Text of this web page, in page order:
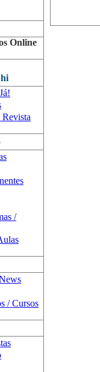
Online
Revista
/
/ Cursos